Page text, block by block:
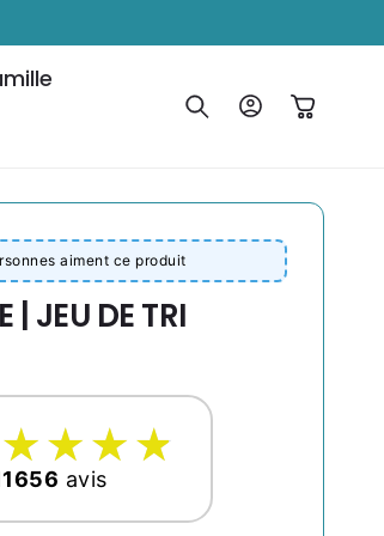
ConnexionPanier
aiment ce produit
| JEU DE TRI
☆
★☆
★☆
★☆
★
avis